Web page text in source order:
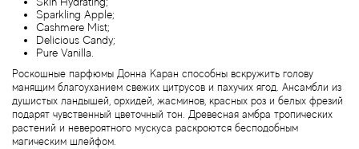
Sparkling Apple;
Cashmere Mist;
Deliсious Candy;
Pure Vanilla.
Роскошные парфюмы Донна Каран способны вскружить голову
манящим благоуханием свежих цитрусов и пахучих ягод. Ансамбли из
душистых ландышей, орхидей, жасминов, красных роз и белых фрезий
подарят чувственный цветочный тон. Древесная амбра тропических
растений и невероятного мускуса раскроются бесподобным
магическим шлейфом.
Bruno Banani
Brut
Burberry